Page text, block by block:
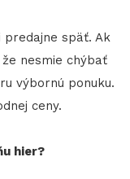
späť. Ak
nesmie chýbať
výbornú ponuku.
ceny.
hier?